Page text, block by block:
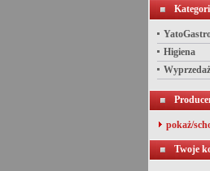
Higiena
Wyprzedaż
pokaż/
Twoje